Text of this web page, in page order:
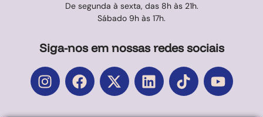
De segunda à sexta, das 8h às 21h.
Sábado 9h às 17h.
Siga-nos em nossas redes sociais